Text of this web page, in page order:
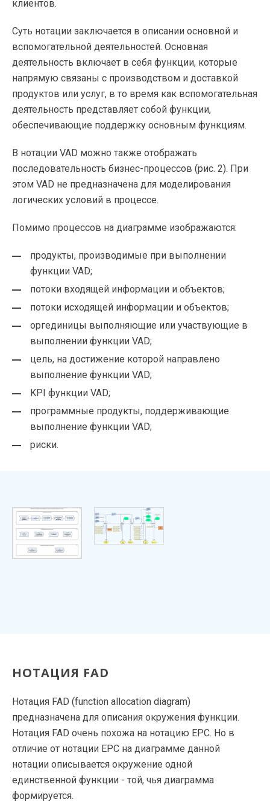
клиентов.
Суть нотации заключается в описании основной и
вспомогательной деятельностей. Основная
деятельность включает в себя функции, которые
напрямую связаны с производством и доставкой
продуктов или услуг, в то время как вспомогательная
деятельность представляет собой функции,
обеспечивающие поддержку основным функциям.
В нотации VAD можно также отображать
последовательность бизнес-процессов (рис. 2). При
этом VAD не предназначена для моделирования
логических условий в процессе.
Помимо процессов на диаграмме изображаются:
продукты, производимые при выполнении
функции VAD;
потоки входящей информации и объектов;
потоки исходящей информации и объектов;
оргединицы выполняющие или участвующие в
выполнении функции VAD;
цель, на достижение которой направлено
выполнение функции VAD;
KPI функции VAD;
программные продукты, поддерживающие
выполнение функции VAD;
риски.
НОТАЦИЯ FAD
Нотация FAD (function allocation diagram)
предназначена для описания окружения функции.
Нотация FAD очень похожа на нотацию EPС. Но в
отличие от нотации EPC на диаграмме данной
нотации описывается окружение одной
единственной функции - той, чья диаграмма
формируется.